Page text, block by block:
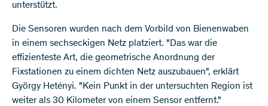
unterstützt.
Die Sensoren wurden nach dem Vorbild von Bienenwaben
in einem sechseckigen Netz platziert. "Das war die
effizienteste Art, die geometrische Anordnung der
Fixstationen zu einem dichten Netz auszubauen", erklärt
György Hetényi. "Kein Punkt in der untersuchten Region ist
weiter als 30 Kilometer von einem Sensor entfernt."